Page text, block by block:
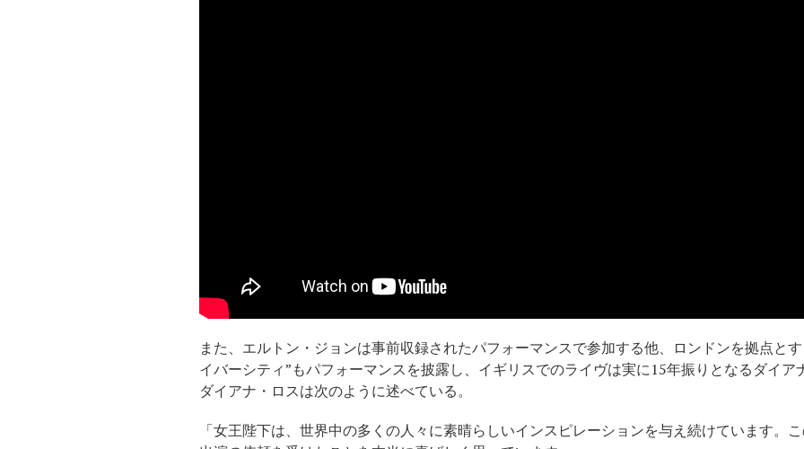
また、エルトン・ジョンは事前収録されたパフォーマンスで参加する他、ロンドンを拠点と
イバーシティ”もパフォーマンスを披露し、イギリスでのライヴは実に15年振りとなるダイア
ダイアナ・ロスは次のように述べている。
「女王陛下は、世界中の多くの人々に素晴らしいインスピレーションを与え続けています。